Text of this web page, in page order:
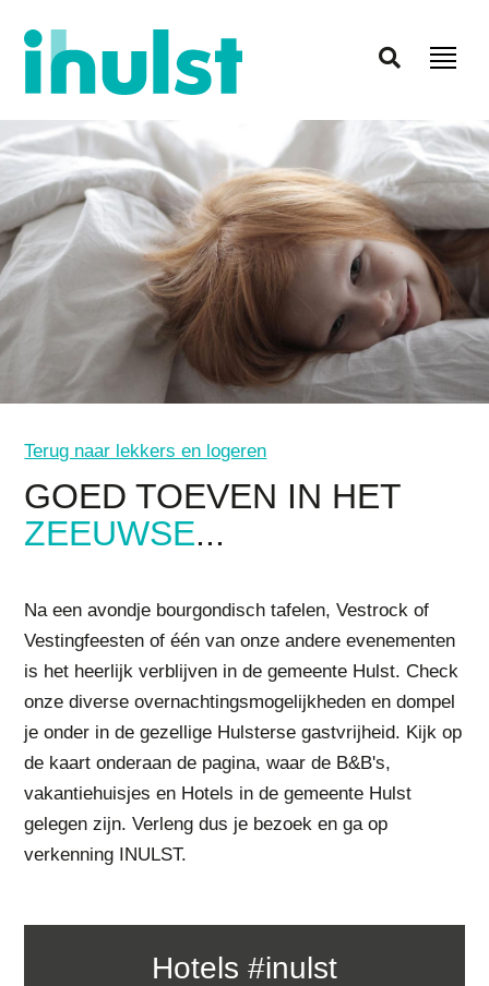
Terug naar lekkers en logeren
GOED TOEVEN IN HET
ZEEUWSE...
Na een avondje bourgondisch tafelen, Vestrock of
Vestingfeesten of één van onze andere evenementen
is het heerlijk verblijven in de gemeente Hulst. Check
onze diverse overnachtingsmogelijkheden en dompel
je onder in de gezellige Hulsterse gastvrijheid. Kijk op
de kaart onderaan de pagina, waar de B&B's,
vakantiehuisjes en Hotels in de gemeente Hulst
gelegen zijn. Verleng dus je bezoek en ga op
verkenning INULST.
hotels #inulst